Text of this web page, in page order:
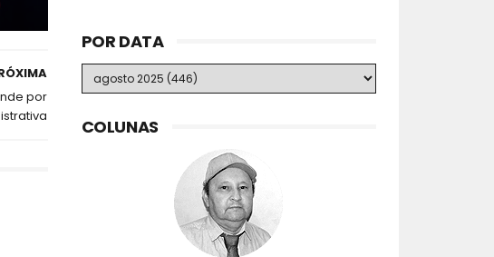
por
POR DATA
COLUNAS